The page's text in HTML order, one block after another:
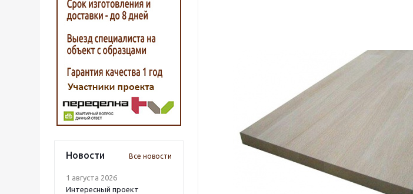
Новости Все новости
1 августа 2026
Интересный проект